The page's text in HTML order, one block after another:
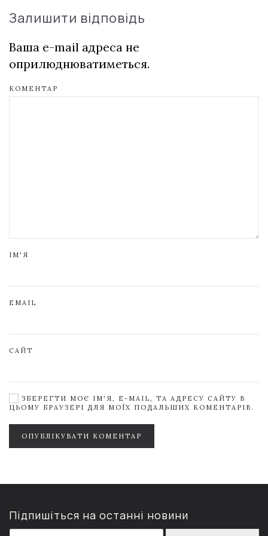
Залишити відповідь
Ваша e-mail адреса не
оприлюднюватиметься.
КОМЕНТАР
ІМ'Я
EMAIL
САЙТ
ЗБЕРЕГТИ МОЄ ІМ'Я, E-MAIL, ТА АДРЕСУ САЙТУ В
ЦЬОМУ БРАУЗЕРІ ДЛЯ МОЇХ ПОДАЛЬШИХ КОМЕНТАРІВ.
ОПУБЛІКУВАТИ КОМЕНТАР
Підпишіться на останні новини